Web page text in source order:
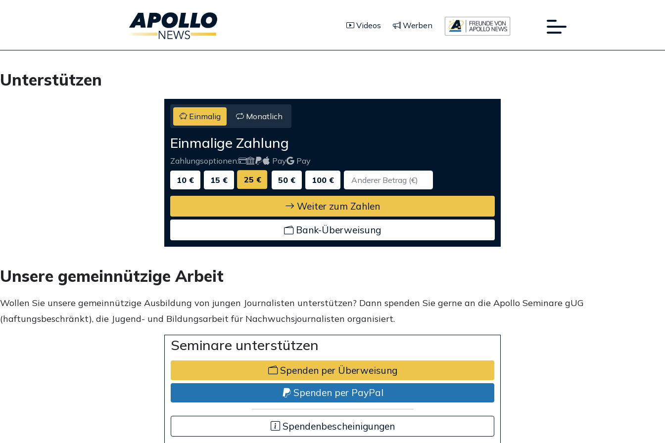
Videos Werben
Unterstützen
Einmalig Monatlich
Einmalige Zahlung
Zahlungsoptionen: Pay
Pay
10 €
15 € 25 € 50 € 100 €
Weiter zum Zahlen
Bank-Überweisung
Unsere gemeinnützige Arbeit
Wollen Sie unsere gemeinnützige Ausbildung von jungen Journalisten unterstützen? Dann spenden Sie gerne an die Apollo Seminare gUG
(haftungsbeschränkt), die Jugend- und Bildungsarbeit für Nachwuchsjournalisten organisiert.
Seminare unterstützen
Spenden per Überweisung
Spenden per PayPal
Spendenbescheinigungen